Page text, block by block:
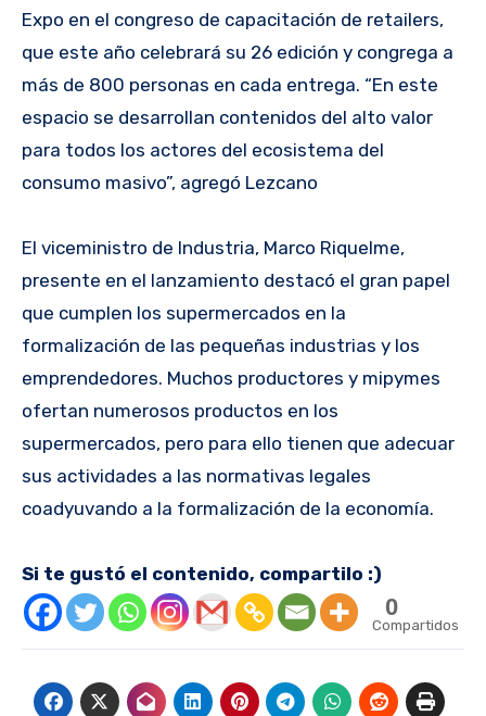
Expo en el congreso de capacitación de retailers,
que este año celebrará su 26 edición y congrega a
más de 800 personas en cada entrega. “En este
espacio se desarrollan contenidos del alto valor
para todos los actores del ecosistema del
consumo masivo”, agregó Lezcano
El viceministro de Industria, Marco Riquelme,
presente en el lanzamiento destacó el gran papel
que cumplen los supermercados en la
formalización de las pequeñas industrias y los
emprendedores. Muchos productores y mipymes
ofertan numerosos productos en los
supermercados, pero para ello tienen que adecuar
sus actividades a las normativas legales
coadyuvando a la formalización de la economía.
Si te gustó el contenido, compartilo :)
0
Compartidos